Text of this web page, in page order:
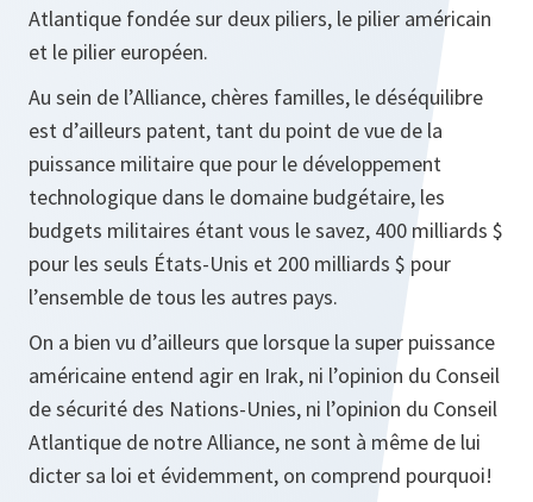
Atlantique fondée sur deux piliers, le pilier américain
et le pilier européen.
Au sein de l’Alliance, chères familles, le déséquilibre
est d’ailleurs patent, tant du point de vue de la
puissance militaire que pour le développement
technologique dans le domaine budgétaire, les
budgets militaires étant vous le savez, 400 milliards $
pour les seuls États-Unis et 200 milliards $ pour
l’ensemble de tous les autres pays.
On a bien vu d’ailleurs que lorsque la super puissance
américaine entend agir en Irak, ni l’opinion du Conseil
de sécurité des Nations-Unies, ni l’opinion du Conseil
Atlantique de notre Alliance, ne sont à même de lui
dicter sa loi et évidemment, on comprend pourquoi!